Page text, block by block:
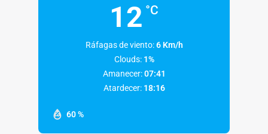
12 °C
60 %
Ráfagas de viento: 6 Km/h
Clouds: 1%
Amanecer: 07:41
Atardecer: 18:16